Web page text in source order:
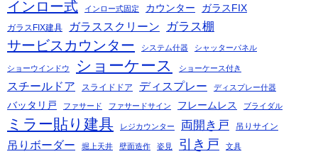
インロー式 インロー式固定 カウンター ガラスFIX
ガラスFIX建具 ガラススクリーン ガラス棚
サービスカウンター システム什器 シャッターパネル
ショーウインドウ ショーケース ショーケース付き
スチールドア スライドドア ディスプレー ディスプレー什器
バッタリ戸 ファサード ファサードサイン フレームレス ブライダル
ミラー貼り建具 レジカウンター 両開き戸 吊りサイン
吊りボーダー 堀上天井 壁面造作 姿見 引き戸 文具